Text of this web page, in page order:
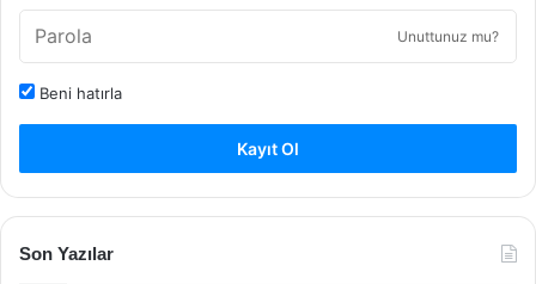
Unuttunuz mu?
Beni hatırla
Kayıt Ol
Son Yazılar